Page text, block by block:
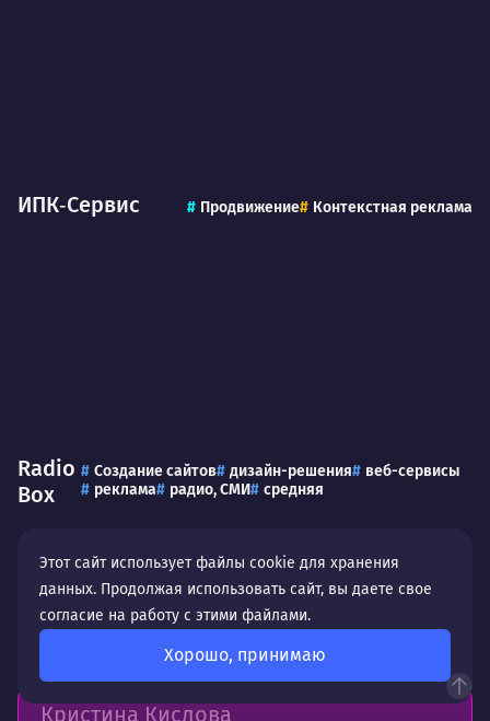
ИПК‑Сервис Продвижение Контекстная реклама
Radio
Box
Создание сайтов дизайн-решения
веб-сервисы
реклама
радио, СМИ средняя
Отзывы и благодарности
Кристина Кислова
Этот сайт использует файлы cookie для хранения
данных. Продолжая использовать сайт, вы даете свое
согласие на работу с этими файлами.
Хорошо, принимаю